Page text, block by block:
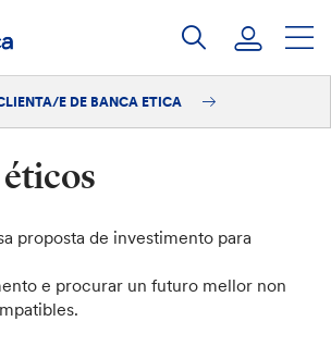
E DE BANCA ETICA
proposta de investimento para
e procurar un futuro mellor non